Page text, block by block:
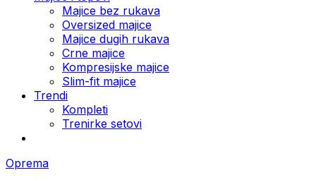
Majice bez rukava
Oversized majice
Majice dugih rukava
Crne majice
Kompresijske majice
Slim-fit majice
Trendi
Kompleti
Trenirke setovi
Oprema